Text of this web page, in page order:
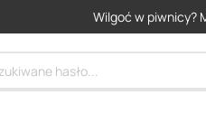
Wilgoć w piwnicy?